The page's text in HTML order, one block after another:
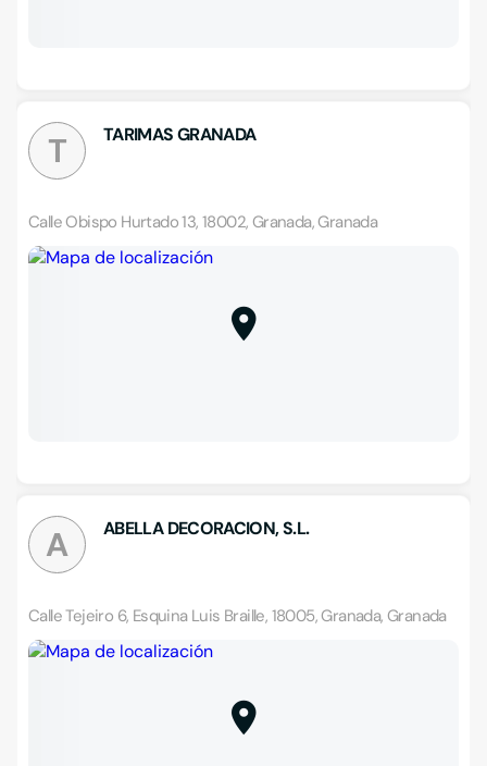
T TARIMAS GRANADA
Calle Obispo Hurtado 13, 18002, Granada, Granada
A ABELLA DECORACION, S.L.
Calle Tejeiro 6, Esquina Luis Braille, 18005, Granada, Granada